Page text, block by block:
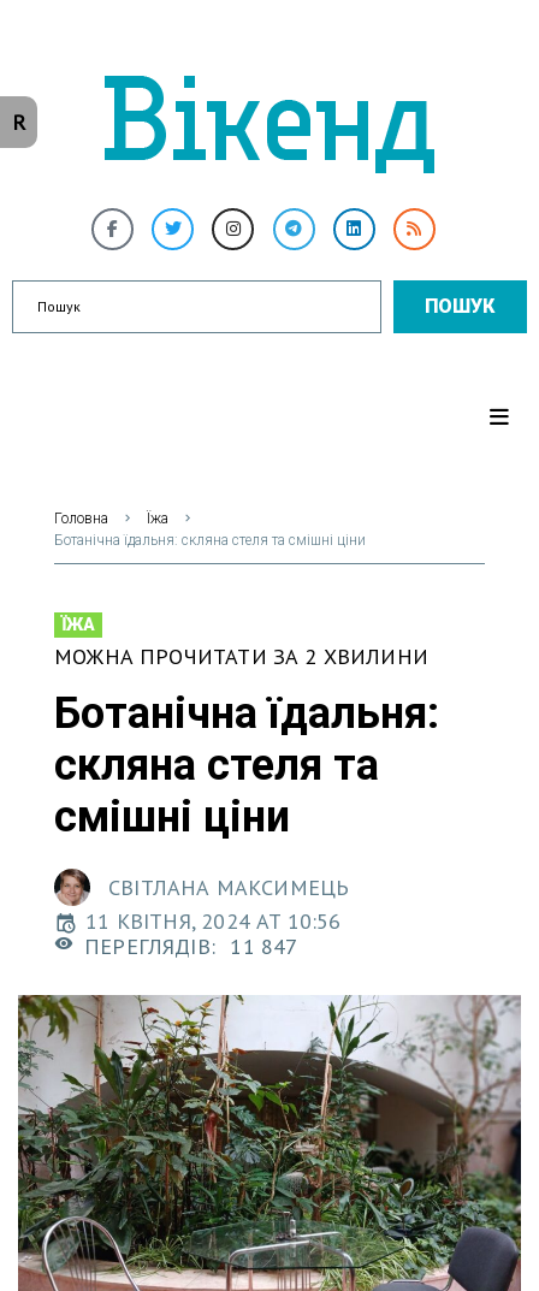
ПОШУК
Головна
Їжа
Ботанічна їдальня: скляна стеля та смішні ціни
ЇЖА
МОЖНА ПРОЧИТАТИ ЗА 2 ХВИЛИНИ
Ботанічна їдальня:
скляна стеля та
смішні ціни
СВІТЛАНА МАКСИМЕЦЬ
11 КВІТНЯ, 2024 AT 10:56
ПЕРЕГЛЯДІВ: 11 847
R